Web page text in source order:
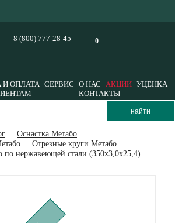
0
8 (800) 777-28-45
И ОПЛАТА СЕРВИС О НАС АКЦИИ УЦЕНКА
КОНТАКТЫ
Оснастка Метабо
Отрезные круги Метабо
по нержавеющей стали (350x3,0x25,4)